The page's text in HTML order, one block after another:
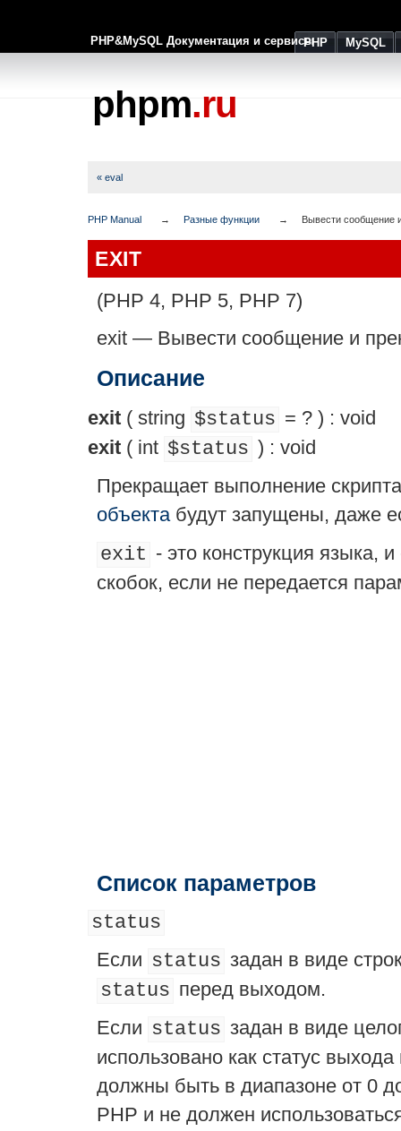
PHP&MySQL Документация и сервисыPHP MySQL
phpm.ru
« eval
PHP Manual Разные функции Вывести сообщение
EXIT
(PHP 4, PHP 5, PHP 7)
exit — Вывести сообщение и
Описание
exit ( string $status = ? ) : void
exit ( int $status ) : void
Прекращает выполнение
объектабудут запущены, даже
exit - это конструкция языка,
скобок, если не передается
Список параметров
status
Если status задан в виде
status перед выходом.
Если status задан в виде
использовано как статус
должны быть в диапазоне от 0
PHP и не должен